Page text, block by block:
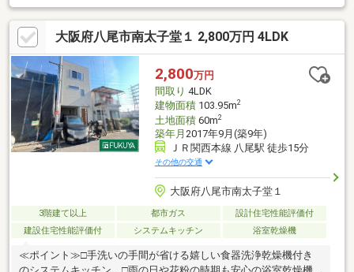
のお問い合わせは、FUKUYA八尾店までお願い致します◆ＦＵＫ
ＵＹＡ八尾店はアリオ南東側フコク生命ビルの１階です。お電
話、メール、ご来店随時受付中です。ネット未掲載物件やこれか
ら売り出し予定の情報も豊富にございますのでまずはご希望条件
をお聞かせください。ご来店お待ちしております。
大阪府八尾市南太子堂１ 2,800万円 4LDK
2,800万円
間取り 4LDK
建物面積103.95m2
土地面積60m2
築年月 2017年9月(築9年)
ＪＲ関西本線 八尾駅 徒歩15分
その他の交通
大阪府八尾市南太子堂１
3階建て以上 都市ガス
設計住宅性能評価付
建設住宅性能評価付
システムキッチン 浴室乾燥機
≪ポイント≫□手洗いの手間が省ける嬉しい食器洗浄乾燥機付き